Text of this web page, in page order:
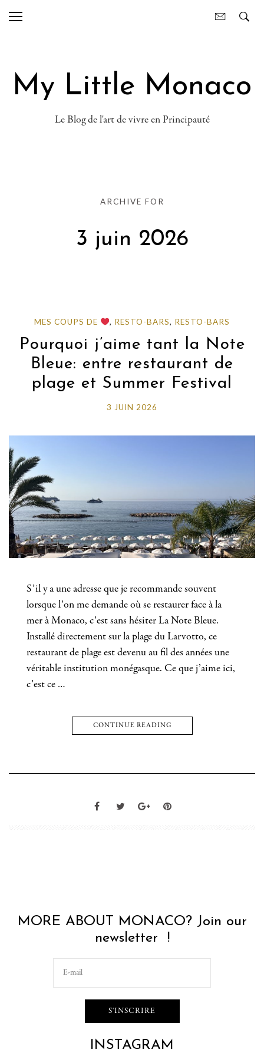
My Little Monaco
Le Blog de l'art de vivre en Principauté
ARCHIVE FOR
3 juin 2026
MES COUPS DE , RESTO-BARS, RESTO-BARS
Pourquoi j’aime tant la Note
Bleue: entre restaurant de
plage et Summer Festival
3 JUIN 2026
S’il y a une adresse que je recommande souvent
lorsque l’on me demande où se restaurer face à la
mer à Monaco, c’est sans hésiter La Note Bleue.
Installé directement sur la plage du Larvotto, ce
restaurant de plage est devenu au fil des années une
véritable institution monégasque. Ce que j’aime ici,
c’est ce …
CONTINUE READING
MORE ABOUT MONACO? Join our
newsletter !
INSTAGRAM